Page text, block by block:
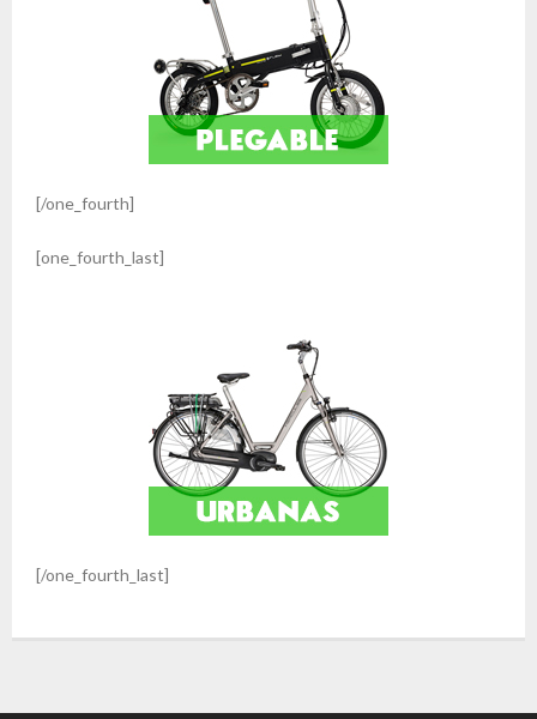
[/one_fourth]
[one_fourth_last]
[/one_fourth_last]